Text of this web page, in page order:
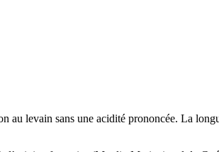
au levain sans une acidité prononcée. La